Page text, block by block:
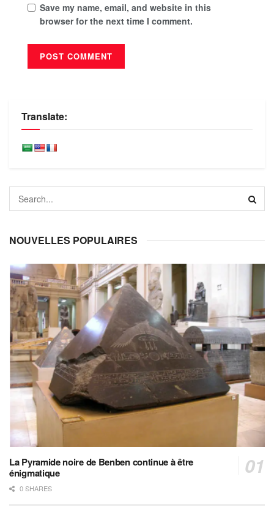
Save my name, email, and website in this
browser for the next time I comment.
Translate:
NOUVELLES POPULAIRES
La Pyramide noire de Benben continue à être
énigmatique
0 SHARES